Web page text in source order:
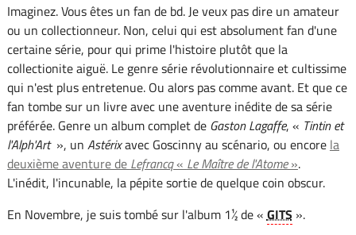
Imaginez. Vous êtes un fan de bd. Je veux pas dire un amateur
ou un collectionneur. Non, celui qui est absolument fan d'une
certaine série, pour qui prime l'histoire plutôt que la
collectionite aiguë. Le genre série révolutionnaire et cultissime
qui n'est plus entretenue. Ou alors pas comme avant. Et que ce
fan tombe sur un livre avec une aventure inédite de sa série
préférée. Genre un album complet de Gaston Lagaffe, « Tintin et
l'Alph'Art», un Astérixavec Goscinny au scénario, ou encore la
deuxième aventure de Lefrancq« Le Maître de l'Atome».
L'inédit, l'incunable, la pépite sortie de quelque coin obscur.
En Novembre, je suis tombé sur l'album 1½ de « GITS ».